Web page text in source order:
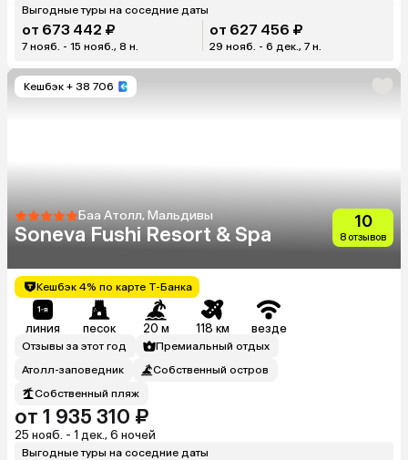
Выгодные туры на соседние даты
от 673 442 ₽
7 нояб. - 15 нояб., 8 н.
от 627 456 ₽
29 нояб. - 6 дек., 7 н.
Кешбэк + 38 706
Баа Атолл, Мальдивы
Soneva Fushi Resort & Spa
10
8 отзывов
Кешбэк 4% по карте Т-Банка
линия песок 20 м 118 км везде
Отзывы за этот год
Премиальный отдых
Атолл-заповедник
Собственный остров
Собственный пляж
от 1 935 310 ₽
25 нояб. - 1 дек., 6 ночей
Выгодные туры на соседние даты